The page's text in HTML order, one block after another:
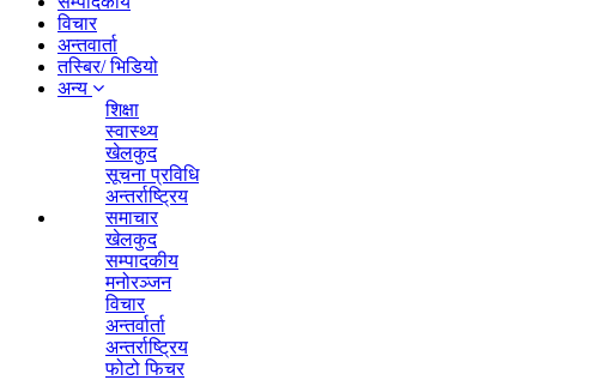
विचार
अन्तवार्ता
तस्बिर/ भिडियो
अन्य
शिक्षा
स्वास्थ्य
खेलकुद
सूचना प्रविधि
अन्तर्राष्ट्रिय
समाचार
खेलकुद
सम्पादकीय
मनोरञ्जन
विचार
अन्तर्वार्ता
अन्तर्राष्ट्रिय
फोटो फिचर